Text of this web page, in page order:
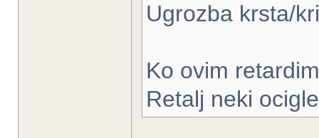
Ugrozba krsta/
Ko ovim
Retalj neki